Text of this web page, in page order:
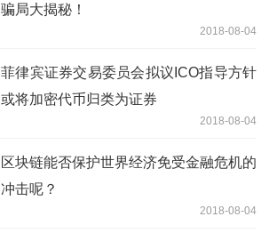
骗局大揭秘！
2018-08-04
菲律宾证券交易委员会拟议ICO指导方针
或将加密代币归类为证券
2018-08-04
区块链能否保护世界经济免受金融危机的
冲击呢？
2018-08-04